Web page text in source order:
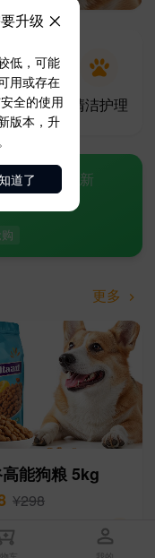
升级
低，可能
用或存在
全的使用
版本，升
道了